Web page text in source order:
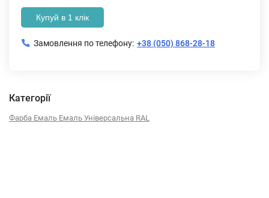
Купуй в 1 клік
Замовлення по телефону: +38 (050) 868-28-18
Категорії
Фарба Емаль Емаль Універсальна RAL